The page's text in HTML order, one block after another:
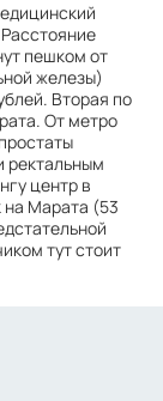
пешком от
железы)
Вторая по
От метро
ректальным
центр в
на Марата (53
тут стоит